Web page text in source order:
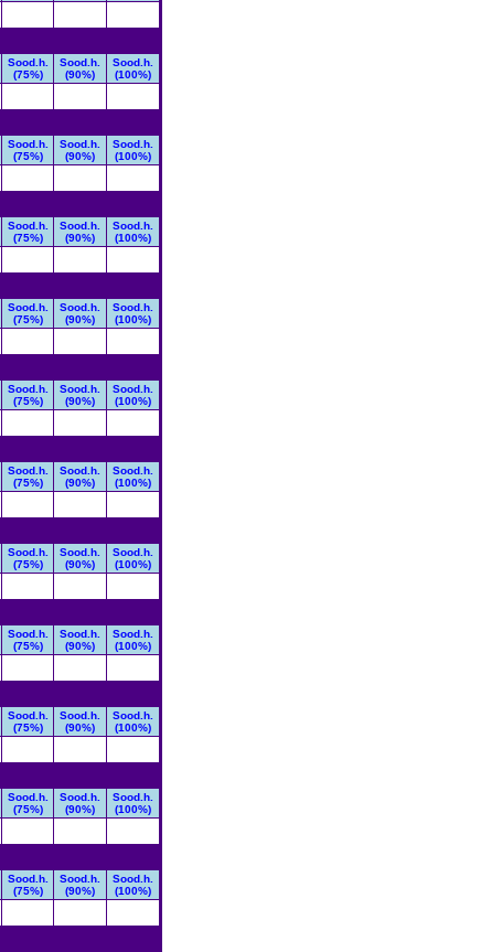
Sood.h.
(75%)
Sood.h.
(90%)
Sood.h.
(100%)
Sood.h.
(75%)
Sood.h.
(90%)
Sood.h.
(100%)
Sood.h.
(75%)
Sood.h.
(90%)
Sood.h.
(100%)
Sood.h.
(75%)
Sood.h.
(90%)
Sood.h.
(100%)
Sood.h.
(75%)
Sood.h.
(90%)
Sood.h.
(100%)
Sood.h.
(75%)
Sood.h.
(90%)
Sood.h.
(100%)
Sood.h.
(75%)
Sood.h.
(90%)
Sood.h.
(100%)
Sood.h.
(75%)
Sood.h.
(90%)
Sood.h.
(100%)
Sood.h.
(75%)
Sood.h.
(90%)
Sood.h.
(100%)
Sood.h.
(75%)
Sood.h.
(90%)
Sood.h.
(100%)
Sood.h.
(75%)
Sood.h.
(90%)
Sood.h.
(100%)